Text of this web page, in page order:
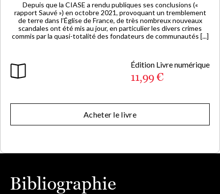
Depuis que la CIASE a rendu publiques ses conclusions («
rapport Sauvé ») en octobre 2021, provoquant un tremblement
de terre dans l’Église de France, de très nombreux nouveaux
scandales ont été mis au jour, en particulier les divers crimes
commis par la quasi-totalité des fondateurs de communautés [...]
Édition Livre numérique
11,99 €
Acheter le livre
Bibliographie